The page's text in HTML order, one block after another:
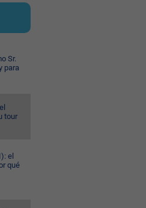
Sr.
para
tour
el
qué